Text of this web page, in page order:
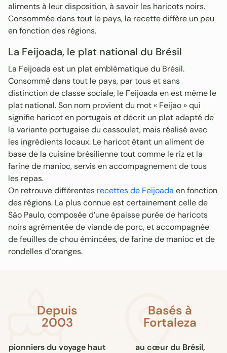
aliments à leur disposition, à savoir les haricots noirs.
Consommée dans tout le pays, la recette diffère un peu
en fonction des régions.
La Feijoada, le plat national du Brésil
La Feijoada est un plat emblématique du Brésil.
Consommé dans tout le pays, par tous et sans
distinction de classe sociale, le Feijoada en est même le
plat national. Son nom provient du mot « Feijao » qui
signifie haricot en portugais et décrit un plat adapté de
la variante portugaise du cassoulet, mais réalisé avec
les ingrédients locaux. Le haricot étant un aliment de
base de la cuisine brésilienne tout comme le riz et la
farine de manioc, servis en accompagnement de tous
les repas.
On retrouve différentes recettes de Feijoada en fonction
des régions. La plus connue est certainement celle de
São Paulo, composée d’une épaisse purée de haricots
noirs agrémentée de viande de porc, et accompagnée
de feuilles de chou émincées, de farine de manioc et de
rondelles d’oranges.
Depuis
2003
pionniers du voyage haut
Basés à
Fortaleza
au cœur du Brésil,